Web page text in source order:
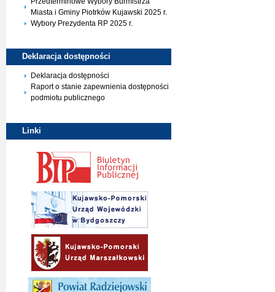
Miasta i Gminy Piotrków Kujawski 2025 r.
Wybory Prezydenta RP 2025 r.
Deklaracja dostępności
Deklaracja dostępności
Raport o stanie zapewnienia dostępności
podmiotu publicznego
Linki